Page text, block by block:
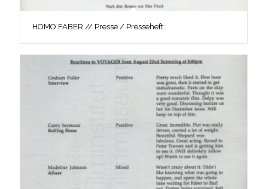
HOMO FABER // Presse / Presseheft